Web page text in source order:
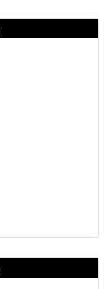
Venda
Venda